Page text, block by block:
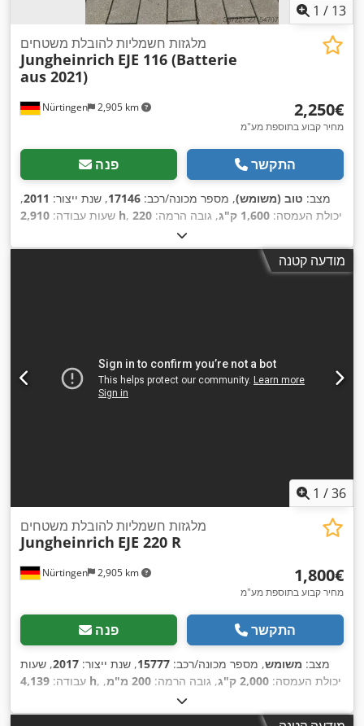
1 / 13
Nürtingen 2,905 km
מלגזות חשמליות להובלת משטחים
Jungheinrich EJE 116 (Batterie
aus 2021)
‏2,250 ‏€
מחיר קבוע בתוספת מע"מ
פנה התקשר
מצב: טוב (משומש), מספר מכונה/רכב: 17146, שנת ייצור: 2011
,
שעות עבודה: 2,910 h , יכולת העמסה: 1,600 ק"ג , גובה הרמה: 220
, סוג דלק:
גובה בנייה:1,300 מ"מ , מתח סוללה: 24 V , אורך המזלג:1,150
מודעה קטנה
1 /36
Nürtingen 2,905 km
מלגזות חשמליות להובלת משטחים
Jungheinrich EJE 220 R
‏1,800 ‏€
מחיר קבוע בתוספת מע"מ
פנה התקשר
מצב: משומש, מספר מכונה/רכב: 15777, שנת ייצור: 2017, שעות
עבודה: 4,139 h , יכולת העמסה: 2,000 ק"ג , גובה הרמה: 200 מ"מ
,
, סוג דלק:
בנייה:1,350 מ"מ , אורך המזלג:1,150 מ"מ ,